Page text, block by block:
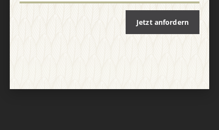
Jetzt anfordern